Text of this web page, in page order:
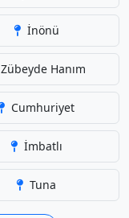
İnönü
Zübeyde Hanım
Cumhuriyet
İmbatlı
Tuna